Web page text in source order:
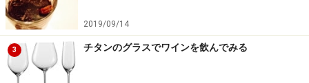
2019/09/14
3 チタンのグラスでワインを飲んでみる